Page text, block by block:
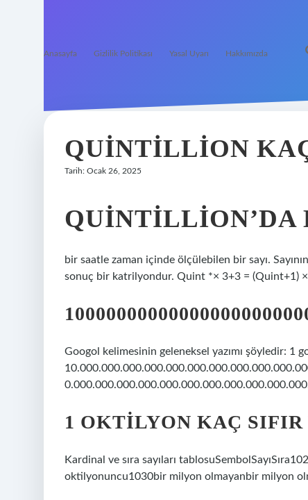
Anasayfa Gizlilik Politikası Yasal Uyarı Hakkımızda
QUINTILLION
Tarih: Ocak 26, 2025
QUINTILLION’DA
bir saatle zaman içinde ölçülebilen bir sayı.
sonuç bir katrilyondur. Quint *× 3+3 = (Quint+1) × 3
Googol kelimesinin geleneksel yazımı şöyledir: 1
1 OKTILYON KAÇ SIFIR
Kardinal ve sıra sayıları
oktilyonuncu1030bir milyon olmayanbir milyon